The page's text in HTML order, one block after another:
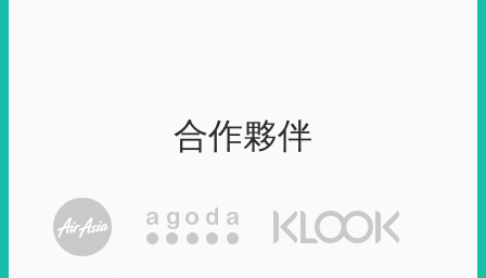
合作夥伴